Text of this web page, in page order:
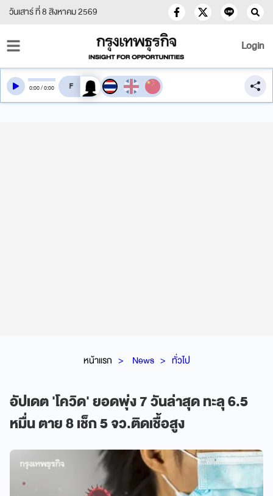
วันเสาร์ ที่ 8 สิงหาคม 2569
Login
หน้าแรก News ทั่วไป
อัปเดต 'โควิด' ยอดพุ่ง 7 วันล่าสุด ทะลุ 6.5
หมื่น ตาย 8 เช็ก 5 จว.ติดเชื้อสูง
0:00/0:00 สลับเสียงอ่าน